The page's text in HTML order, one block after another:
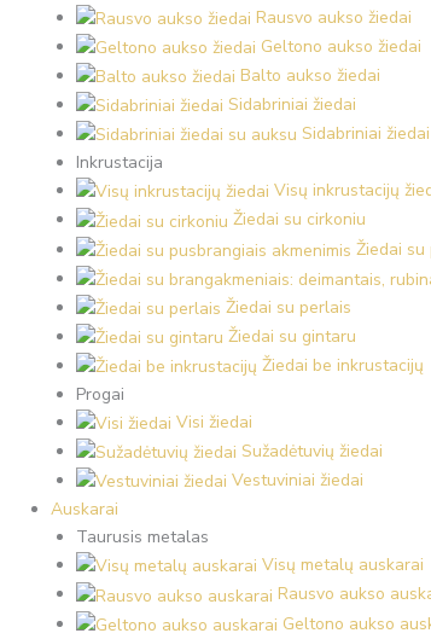
Rausvo aukso žiedai
Geltono aukso žiedai
Balto aukso žiedai
Sidabriniai žiedai
Sidabriniai
Inkrustacija
Visų inkrustacijų
Žiedai su cirkoniu
Žiedai su
Žiedai su perlais
Žiedai su gintaru
Žiedai be inkrustacijų
Progai
Visi žiedai
Sužadėtuvių žiedai
Vestuviniai žiedai
Auskarai
Taurusis metalas
Visų metalų auskarai
Rausvo aukso
Geltono aukso